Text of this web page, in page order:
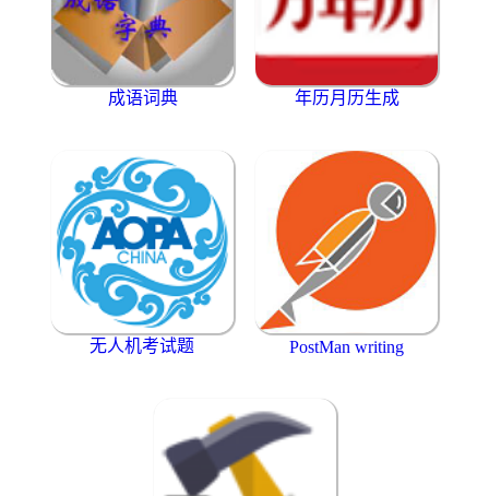
成语词典 年历月历生成
无人机考试题 PostMan writing